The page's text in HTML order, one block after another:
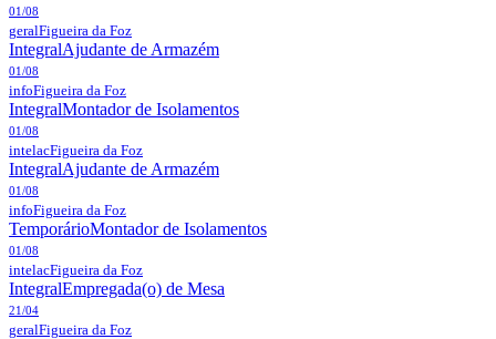
01/08
geralFigueira da Foz
IntegralAjudante de Armazém
01/08
infoFigueira da Foz
IntegralMontador de Isolamentos
01/08
intelacFigueira da Foz
IntegralAjudante de Armazém
01/08
infoFigueira da Foz
TemporárioMontador de Isolamentos
01/08
intelacFigueira da Foz
IntegralEmpregada(o) de Mesa
21/04
geralFigueira da Foz